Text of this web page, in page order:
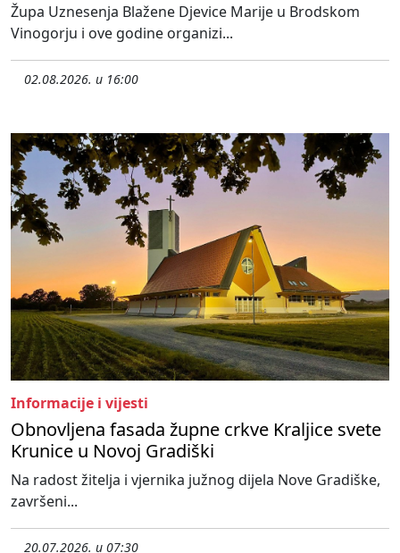
Župa Uznesenja Blažene Djevice Marije u Brodskom
Vinogorju i ove godine organizi...
02.08.2026. u 16:00
Informacije i vijesti
Obnovljena fasada župne crkve Kraljice svete
Krunice u Novoj Gradiški
Na radost žitelja i vjernika južnog dijela Nove Gradiške,
završeni...
20.07.2026. u 07:30